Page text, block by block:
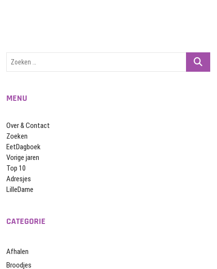
Zoeken
MENU
Over & Contact
Zoeken
EetDagboek
Vorige jaren
Top 10
Adresjes
LilleDame
CATEGORIE
Afhalen
Broodjes